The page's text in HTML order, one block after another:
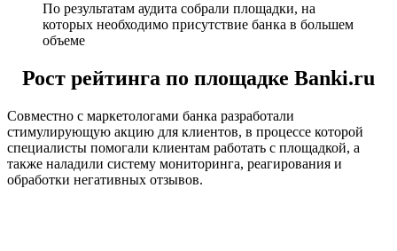
По результатам аудита собрали площадки, на
которых необходимо присутствие банка в большем
объеме
Рост рейтинга по площадке Banki.ru
Совместно с маркетологами банка разработали
стимулирующую акцию для клиентов, в процессе которой
специалисты помогали клиентам работать с площадкой, а
также наладили систему мониторинга, реагирования и
обработки негативных отзывов.